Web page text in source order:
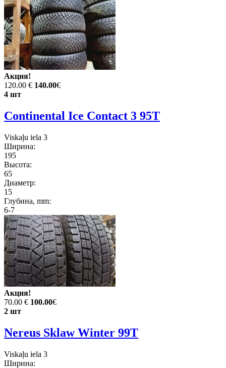
Акция!
120.00 € 140.00€
4 шт
Continental Ice Contact 3 95T
Viskaļu iela 3
Ширина:
195
Высота:
65
Диаметр:
15
Глубина, mm:
6-7
Акция!
70.00 € 100.00€
2 шт
Nereus Sklaw Winter 99T
Viskaļu iela 3
Ширина: